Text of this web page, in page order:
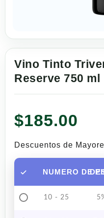
Vino Tinto
Reserve 750 ml
$185.00
Descuentos de
NUMERO DE
10 - 25